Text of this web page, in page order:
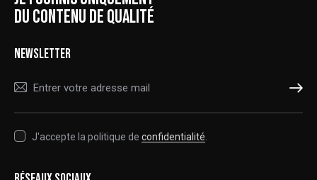
DU CONTENU DE QUALITÉ
NEWSLETTER
S'ABONNER
J'accepte la politique de confidentialité